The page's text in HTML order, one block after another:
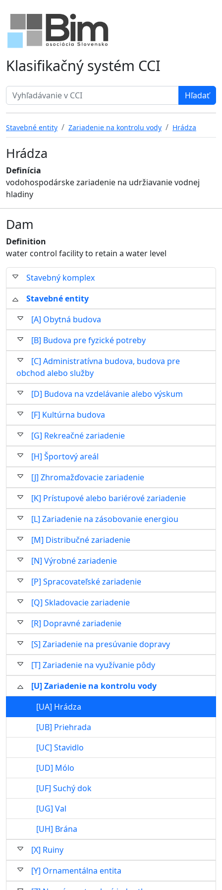
Klasifikačný systém CCI
Search term
Stavebný komplex
Stavebné entity
[A] Obytná budova
[B] Budova pre fyzické potreby
[C] Administratívna budova, budova pre
obchod alebo služby
[D] Budova na vzdelávanie alebo výskum
[F] Kultúrna budova
[G] Rekreačné zariadenie
[H] Športový areál
[J] Zhromažďovacie zariadenie
[K] Prístupové alebo bariérové zariadenie
[L] Zariadenie na zásobovanie energiou
[M] Distribučné zariadenie
[N] Výrobné zariadenie
[P] Spracovateľské zariadenie
[Q] Skladovacie zariadenie
[R] Dopravné zariadenie
[S] Zariadenie na presúvanie dopravy
[T] Zariadenie na využívanie pôdy
[U] Zariadenie na kontrolu vody
[UA] Hrádza
[UB] Priehrada
[UC] Stavidlo
[UD] Mólo
[UF] Suchý dok
[UG] Val
[UH] Brána
[X] Ruiny
[Y] Ornamentálna entita
Stavebné entity Zariadenie na kontrolu vody Hrádza
Hrádza
Definícia
vodohospodárske zariadenie na udržiavanie vodnej
hladiny
Dam
Definition
water control facility to retain a water level